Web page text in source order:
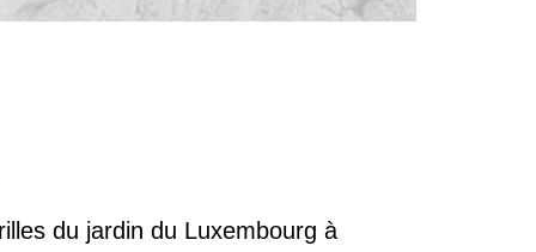
du jardin du Luxembourg à